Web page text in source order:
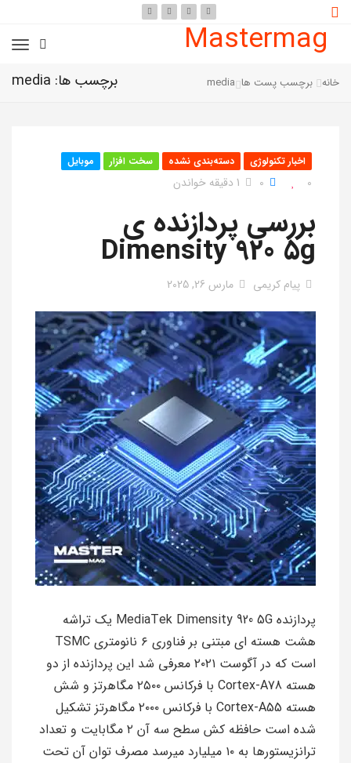
Mastermag
برچسب ها: media خانه برچسب پست ها media
اخبار تکنولوژی دسته‌بندی نشده سخت افزار موبایل
0
0 1 دقیقه خواندن
بررسی پردازنده ی
Dimensity 920 5g
پیام کریمی مارس 26, 2025
پردازنده MediaTek Dimensity 920 5G یک تراشه
هشت هسته ای مبتنی بر فناوری ۶ نانومتری TSMC
است که در آگوست ۲۰۲۱ معرفی شد این پردازنده از دو
هسته Cortex-A78 با فرکانس ۲۵۰۰ مگاهرتز و شش
هسته Cortex-A55 با فرکانس ۲۰۰۰ مگاهرتز تشکیل
شده است حافظه کش سطح سه آن ۲ مگابایت و تعداد
ترانزیستورها به ۱۰ میلیارد میرسد مصرف توان آن تحت